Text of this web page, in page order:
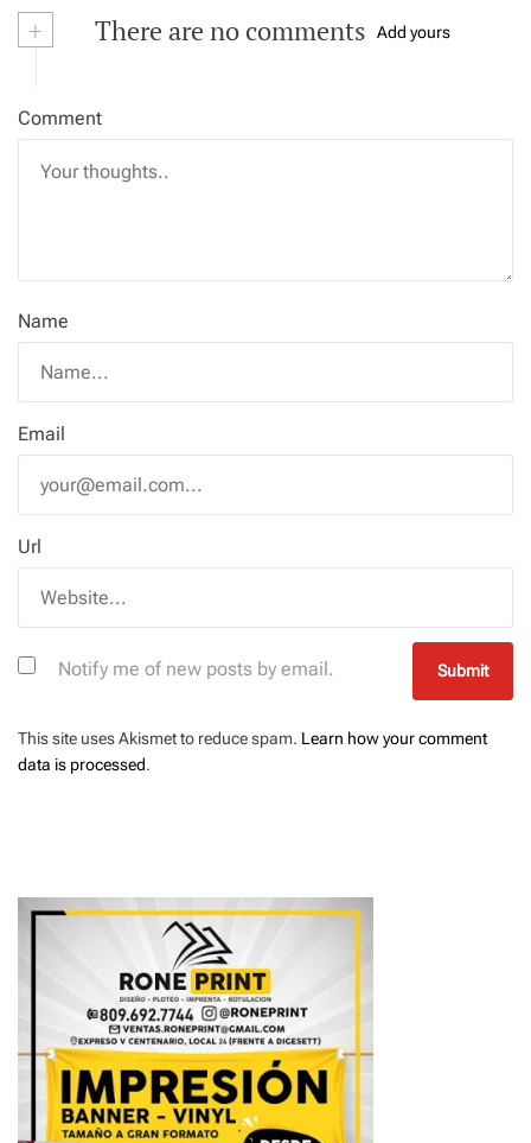
+ There are no comments Add yours
Comment
Name
Email
Url
Notify me of new posts by email.
This site uses Akismet to reduce spam. Learn how your comment
data is processed.